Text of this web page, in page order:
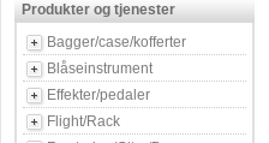
Produkter og tjenester
Bagger/case/kofferter
Blåseinstrument
Effekter/pedaler
Flight/Rack